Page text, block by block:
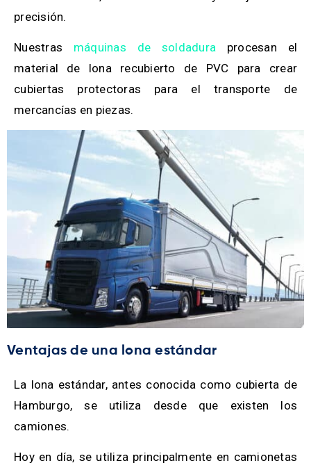
precisión.
Nuestras máquinas de soldadura procesan el
material de lona recubierto de PVC para crear
cubiertas protectoras para el transporte de
mercancías en piezas.
Ventajas de una lona estándar
La lona estándar, antes conocida como cubierta de
Hamburgo, se utiliza desde que existen los
camiones.
Hoy en día, se utiliza principalmente en camionetas